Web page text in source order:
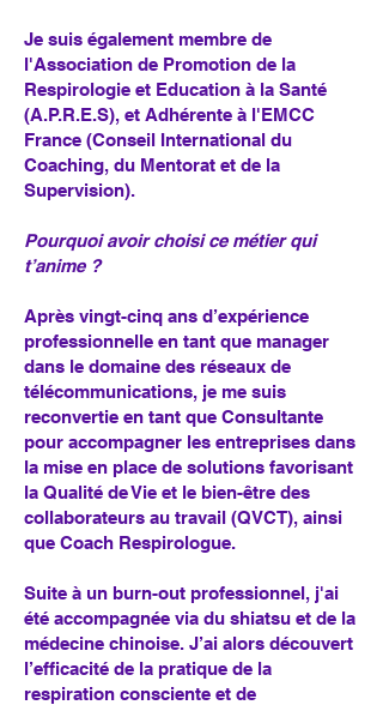
Je suis également membre de
l'Association de Promotion de la
Respirologie et Education à la Santé
(A.P.R.E.S), et Adhérente à l'EMCC
France (Conseil International du
Coaching, du Mentorat et de la
Supervision).
Pourquoi avoir choisi ce métier qui
t’anime ?
Après vingt-cinq ans d’expérience
professionnelle en tant que manager
dans le domaine des réseaux de
télécommunications, je me suis
reconvertie en tant que Consultante
pour accompagner les entreprises dans
la mise en place de solutions favorisant
la Qualité de Vie et le bien-être des
collaborateurs au travail (QVCT), ainsi
que Coach Respirologue.
Suite à un burn-out professionnel, j'ai
été accompagnée via du shiatsu et de la
médecine chinoise. J’ai alors découvert
l’efficacité de la pratique de la
respiration consciente et de